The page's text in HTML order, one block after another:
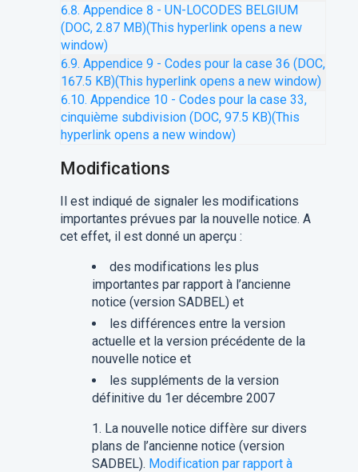
6.8. Appendice 8 - UN-LOCODES BELGIUM
(DOC, 2.87 MB)(This hyperlink opens a new
window)
6.9. Appendice 9 - Codes pour la case 36 (DOC,
167.5 KB)(This hyperlink opens a new window)
6.10. Appendice 10 - Codes pour la case 33,
cinquième subdivision (DOC, 97.5 KB)(This
hyperlink opens a new window)
Modifications
Il est indiqué de signaler les modifications
importantes prévues par la nouvelle notice. A
cet effet, il est donné un aperçu :
des modifications les plus
importantes par rapport à l’ancienne
notice (version SADBEL) et
les différences entre la version
actuelle et la version précédente de la
nouvelle notice et
les suppléments de la version
définitive du 1er décembre 2007
La nouvelle notice diffère sur divers
plans de l’ancienne notice (version
SADBEL). Modification par rapport à